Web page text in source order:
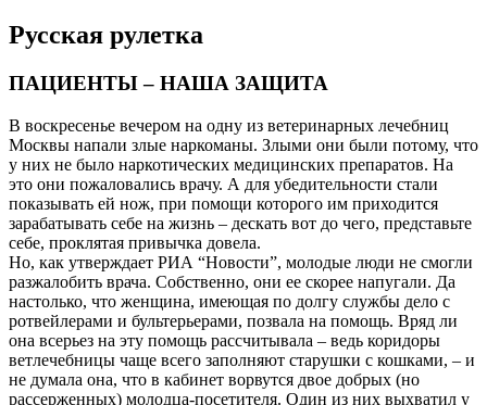
Русская рулетка
ПАЦИЕНТЫ – НАША ЗАЩИТА
В воскресенье вечером на одну из ветеринарных лечебниц
Москвы напали злые наркоманы. Злыми они были потому, что
у них не было наркотических медицинских препаратов. На
это они пожаловались врачу. А для убедительности стали
показывать ей нож, при помощи которого им приходится
зарабатывать себе на жизнь – дескать вот до чего, представьте
себе, проклятая привычка довела.
Но, как утверждает РИА “Новости”, молодые люди не смогли
разжалобить врача. Собственно, они ее скорее напугали. Да
настолько, что женщина, имеющая по долгу службы дело с
ротвейлерами и бультерьерами, позвала на помощь. Вряд ли
она всерьез на эту помощь рассчитывала – ведь коридоры
ветлечебницы чаще всего заполняют старушки с кошками, – и
не думала она, что в кабинет ворвутся двое добрых (но
рассерженных) молодца-посетителя. Один из них выхватил у